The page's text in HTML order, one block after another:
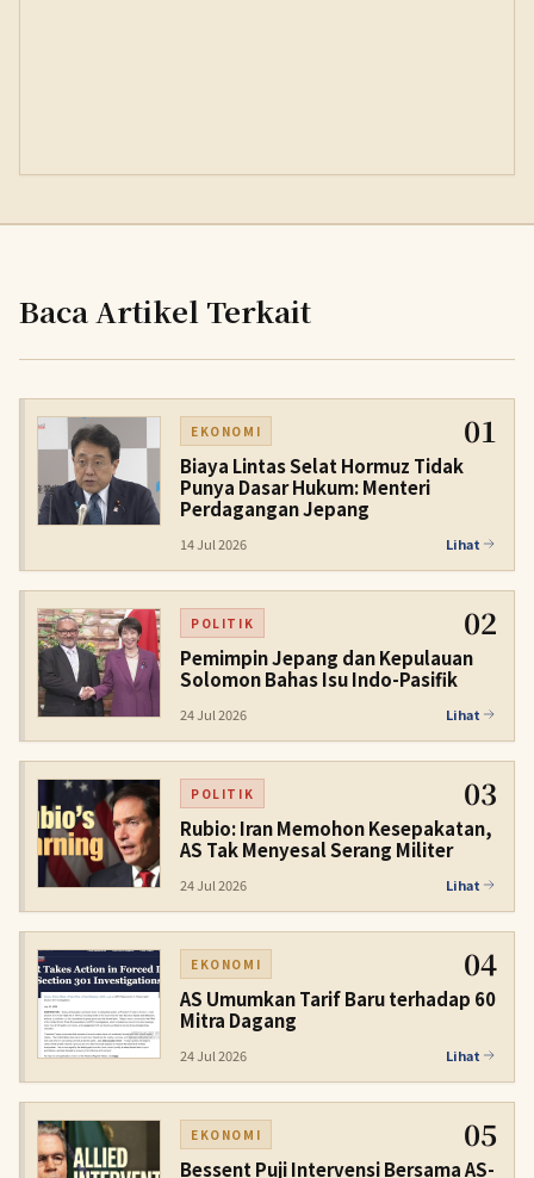
Baca Artikel Terkait
EKONOMI 01
Biaya Lintas Selat Hormuz Tidak
Punya Dasar Hukum: Menteri
Perdagangan Jepang
14 Jul 2026 Lihat
POLITIK 02
Pemimpin Jepang dan Kepulauan
Solomon Bahas Isu Indo-Pasifik
24 Jul 2026 Lihat
POLITIK 03
Rubio: Iran Memohon Kesepakatan,
AS Tak Menyesal Serang Militer
24 Jul 2026 Lihat
EKONOMI 04
AS Umumkan Tarif Baru terhadap 60
Mitra Dagang
24 Jul 2026 Lihat
EKONOMI 05
Bessent Puji Intervensi Bersama AS-